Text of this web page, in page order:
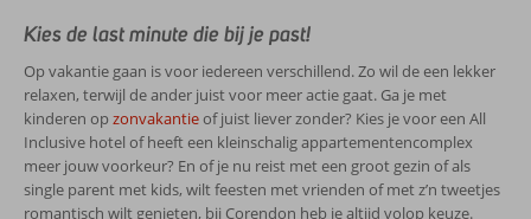
Kies de last minute die bij je past!
Op vakantie gaan is voor iedereen verschillend. Zo wil de een lekker
relaxen, terwijl de ander juist voor meer actie gaat. Ga je met
kinderen op zonvakantieof juist liever zonder? Kies je voor een All
Inclusive hotel of heeft een kleinschalig appartementencomplex
meer jouw voorkeur? En of je nu reist met een groot gezin of als
single parent met kids, wilt feesten met vrienden of met z’n tweetjes
romantisch wilt genieten, bij Corendon heb je altijd volop keuze.